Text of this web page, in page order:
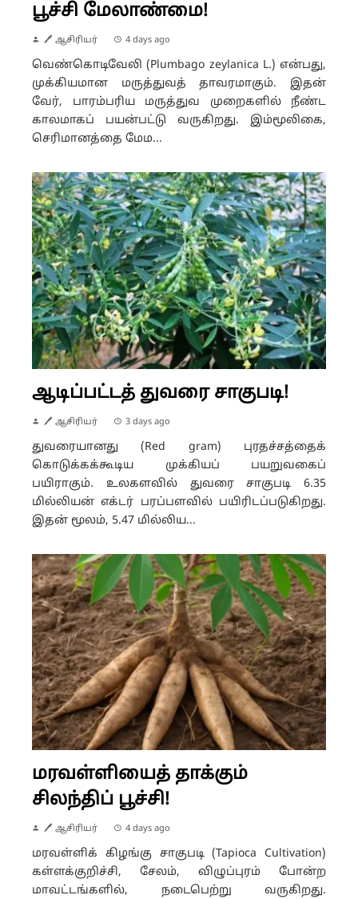
பூச்சி மேலாண்மை!
🖊 ஆசிரியர் 4 days ago
வெண்கொடிவேலி (Plumbago zeylanica L.) என்பது,
முக்கியமான மருத்துவத் தாவரமாகும். இதன்
வேர், பாரம்பரிய மருத்துவ முறைகளில் நீண்ட
காலமாகப் பயன்பட்டு வருகிறது. இம்மூலிகை,
செரிமானத்தை மேம...
ஆடிப்பட்டத் துவரை சாகுபடி!
🖊 ஆசிரியர் 3 days ago
துவரையானது (Red gram) புரதச்சத்தைக்
கொடுக்கக்கூடிய முக்கியப் பயறுவகைப்
பயிராகும். உலகளவில் துவரை சாகுபடி 6.35
மில்லியன் எக்டர் பரப்பளவில் பயிரிடப்படுகிறது.
இதன் மூலம், 5.47 மில்லிய...
மரவள்ளியைத் தாக்கும்
சிலந்திப் பூச்சி!
🖊 ஆசிரியர் 4 days ago
மரவள்ளிக் கிழங்கு சாகுபடி (Tapioca Cultivation)
கள்ளக்குறிச்சி, சேலம், விழுப்புரம் போன்ற
மாவட்டங்களில், நடைபெற்று வருகிறது.